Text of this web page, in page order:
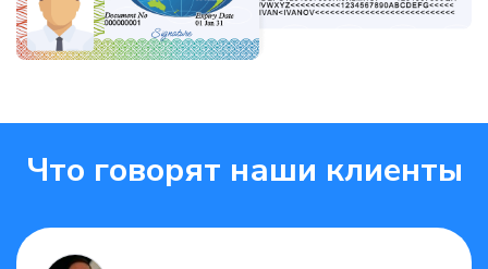
Что говорят наши клиенты